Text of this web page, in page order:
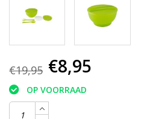
€19,95 €8,95
OP VOORRAAD